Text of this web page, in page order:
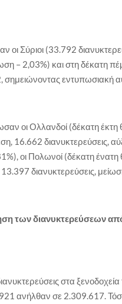
οι Σύριοι (33.792
– 2,03%) και στη δέκατη
σημειώνοντας εντυπωσιακή
οι Ολλανδοί (δέκατη έκτη
16.662 διανυκτερεύσεις,
οι Πολωνοί (δέκατη
13.397 διανυκτερεύσεις,
των διανυκτερεύσεων
στα
ανήλθαν σε 2.309.617. Τόσο